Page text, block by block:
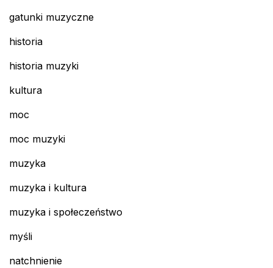
gatunki muzyczne
historia
historia muzyki
kultura
moc
moc muzyki
muzyka
muzyka i kultura
muzyka i społeczeństwo
myśli
natchnienie